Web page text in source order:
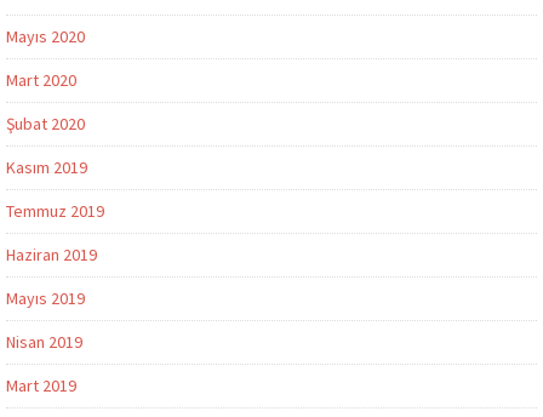
Mayıs 2020
Mart 2020
Şubat 2020
Kasım 2019
Temmuz 2019
Haziran 2019
Mayıs 2019
Nisan 2019
Mart 2019